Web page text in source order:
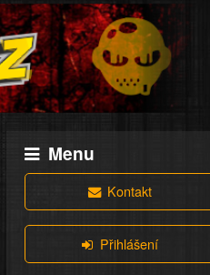
Menu
Kontakt
Přihlášení